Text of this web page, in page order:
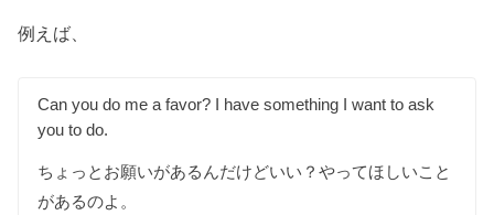
例えば、
Can you do me a favor? I have something I want to ask
you to do.
ちょっとお願いがあるんだけどいい？やってほしいこと
があるのよ。